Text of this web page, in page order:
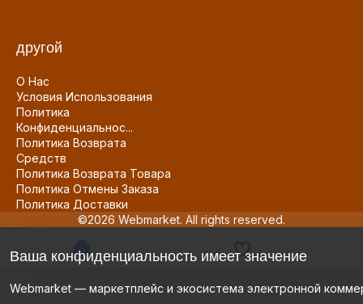
другой
О Нас
Условия Использования
Политика
Конфиденциальнос...
Политика Возврата
Средств
Политика Возврата Товара
Политика Отмены Заказа
Политика Доставки
©2026 Webmarket. All rights reserved.
Ваша конфиденциальность имеет значение
Webmarket — маркетплейс и экосистема электронной